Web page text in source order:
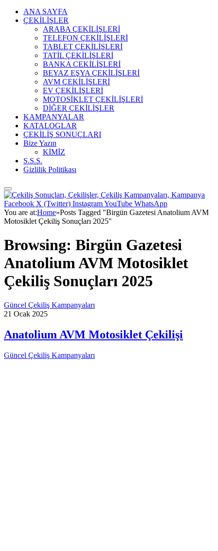
ANA SAYFA
ÇEKİLİŞLER
ARABA ÇEKİLİŞLERİ
TELEFON ÇEKİLİŞLERİ
TABLET ÇEKİLİŞLERİ
TATİL ÇEKİLİŞLERİ
BANKA ÇEKİLİŞLERİ
BEYAZ EŞYA ÇEKİLİŞLERİ
AVM ÇEKİLİŞLERİ
EV ÇEKİLİŞLERİ
MOTOSİKLET ÇEKİLİŞLERİ
DİĞER ÇEKİLİŞLER
KAMPANYALAR
KATALOGLAR
ÇEKİLİŞ SONUÇLARI
Bize Yazın
KİMİZ
S.S.S.
Gizlilik Politikası
Facebook X (Twitter) InstagramYouTube WhatsApp
You are at:Home»Posts Tagged "Birgün Gazetesi Anatolium AVM
Motosiklet Çekiliş Sonuçları 2025"
Browsing: Birgün Gazetesi
Anatolium AVM Motosiklet
Çekiliş Sonuçları 2025
Güncel Çekiliş Kampanyaları
21 Ocak 2025
Anatolium AVM Motosiklet Çekilişi
Güncel Çekiliş Kampanyaları